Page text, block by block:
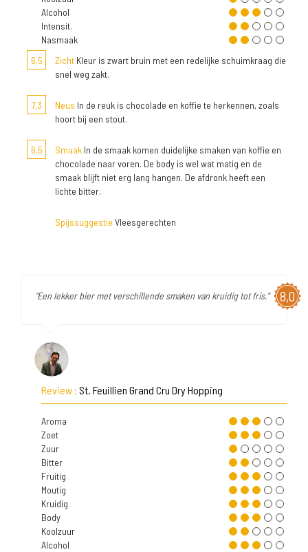
Alcohol
Intensit.
Nasmaak
6,5
Zicht Kleur is zwart bruin met een redelijke schuimkraag die
snel weg zakt.
7,3 Neus In de reuk is chocolade en koffie te herkennen, zoals
hoort bij een stout.
6,5 Smaak In de smaak komen duidelijke smaken van koffie en
chocolade naar voren. De body is wel wat matig en de
smaak blijft niet erg lang hangen. De afdronk heeft een
lichte bitter.
Spijssuggestie Vleesgerechten
8,0
"Een lekker bier met verschillende smaken van kruidig tot fris."
Review : St. Feuillien Grand Cru Dry Hopping
Aroma
Zoet
Zuur
Bitter
Fruitig
Moutig
Kruidig
Body
Koolzuur
Alcohol